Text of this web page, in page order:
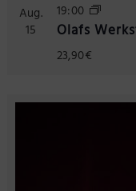
Aug.
15
19:00
Olafs
23,90€